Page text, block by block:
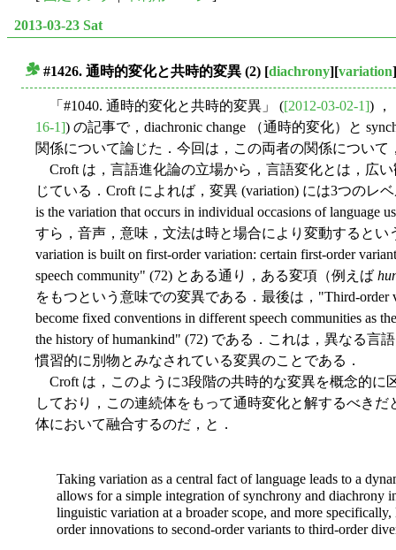
2013-03-23 Sat
#1426. 通時的変化と共時的変異 (2) [diachrony][variation
「#1040. 通時的変化と共時的変異」 ([2012-03-02-1]) ，
16-1]) の記事で，diachronic change （通時的変化）と
関係について論じた．今回は，この両者の関係について
Croft は，言語進化論の立場から，言語変化とは，広
じている．Croft によれば，変異 (variation) には3つのレ
is the variation that occurs in individual occasions of
すら，音声，意味，文法は時と場合により変動するとい
variation is built on first-order variation: certain first-order
speech community" (72) とある通り，ある変項（例えば
をもつという意味での変異である．最後は，"Third-order
become fixed conventions in different speech communities as
the history of humankind" (72) である．これは，異なる
慣習的に別物とみなされている変異のことである．
Croft は，このように3段階の共時的な変異を概念的に
しており，この連続体をもって通時変化と解するべき
体において融合するのだ，と．
Taking variation as a central fact of language leads to a
allows for a simple integration of synchrony and diachrony
linguistic variation at a broader scope, and more
order innovations to second-order variants to third-order